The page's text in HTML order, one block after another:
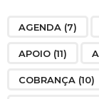
AGENDA (7)
APOIO (11)
COBRANÇA (10)